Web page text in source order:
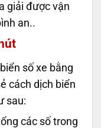
giải được vận
an..
số xe bằng
cách dịch biển
sau:
các số trong